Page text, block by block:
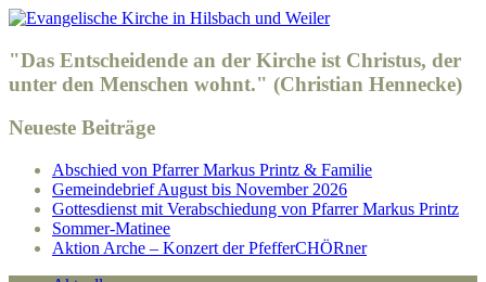
"Das Entscheidende an der Kirche ist Christus, der
unter den Menschen wohnt." (Christian Hennecke)
Neueste Beiträge
Abschied von Pfarrer Markus Printz & Familie
Gemeindebrief August bis November 2026
Gottesdienst mit Verabschiedung von Pfarrer Markus Printz
Sommer-Matinee
Aktion Arche – Konzert der PfefferCHÖRner